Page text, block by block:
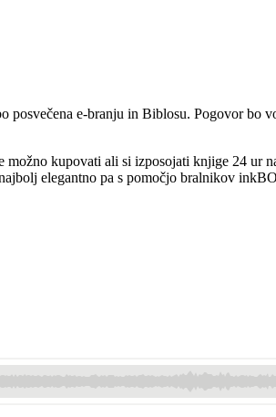
e-branju in Biblosu. Pogovor bo
kupovati ali si izposojati knjige 24 ur
elegantno pa s pomočjo bralnikov